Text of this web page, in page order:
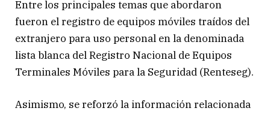
Entre los principales temas que abordaron
fueron el registro de equipos móviles traídos del
extranjero para uso personal en la denominada
lista blanca del Registro Nacional de Equipos
Terminales Móviles para la Seguridad (Renteseg).
Asimismo, se reforzó la información relacionada